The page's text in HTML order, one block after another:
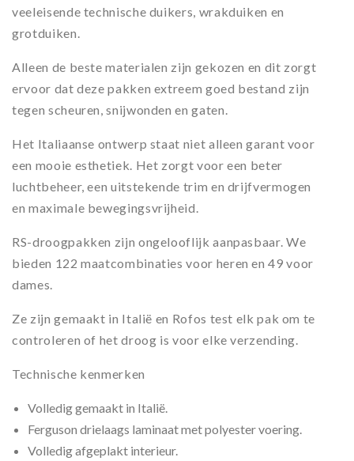
veeleisende technische duikers, wrakduiken en
grotduiken.
Alleen de beste materialen zijn gekozen en dit zorgt
ervoor dat deze pakken extreem goed bestand zijn
tegen scheuren, snijwonden en gaten.
Het Italiaanse ontwerp staat niet alleen garant voor
een mooie esthetiek. Het zorgt voor een beter
luchtbeheer, een uitstekende trim en drijfvermogen
en maximale bewegingsvrijheid.
RS-droogpakken zijn ongelooflijk aanpasbaar. We
bieden 122 maatcombinaties voor heren en 49 voor
dames.
Ze zijn gemaakt in Italië en Rofos test elk pak om te
controleren of het droog is voor elke verzending.
Technische kenmerken
Volledig gemaakt in Italië.
Ferguson drielaags laminaat met polyester voering.
Volledig afgeplakt interieur.